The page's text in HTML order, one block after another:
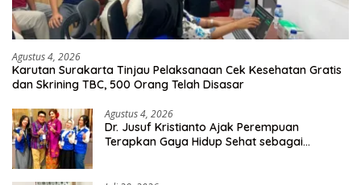
Agustus 4, 2026
Karutan Surakarta Tinjau Pelaksanaan Cek Kesehatan Gratis
dan Skrining TBC, 500 Orang Telah Disasar
Agustus 4, 2026
Dr. Jusuf Kristianto Ajak Perempuan
Terapkan Gaya Hidup Sehat sebagai